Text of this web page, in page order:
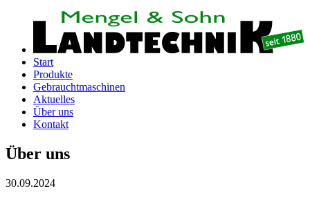
Start
Produkte
Gebrauchtmaschinen
Aktuelles
Über uns
Kontakt
Über uns
30.09.2024